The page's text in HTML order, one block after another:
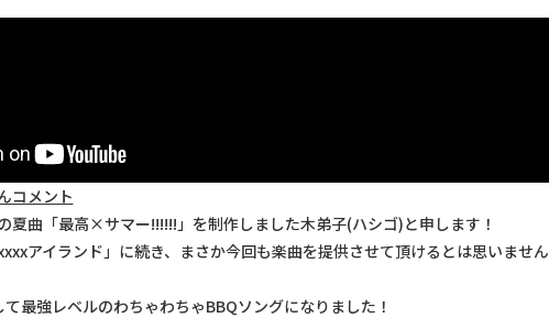
コメント
夏曲「最高×サマー!!!!!!」を制作しました木弟子(ハシゴ)と申します！
アイランド」に続き、まさか今回も楽曲を提供させて頂けるとは思いません
最強レベルのわちゃわちゃBBQソングになりました！